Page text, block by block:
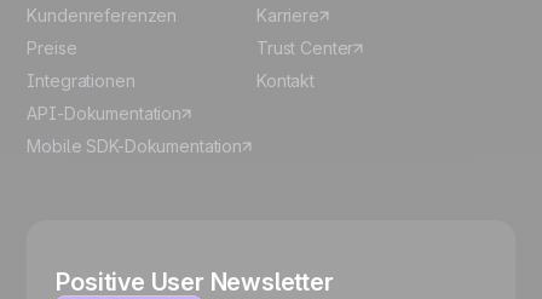
Kundenreferenzen
Preise
Integrationen
API-Dokumentation
Mobile SDK-Dokumentation
Karriere
Trust Center
Kontakt
Positive User Newsletter